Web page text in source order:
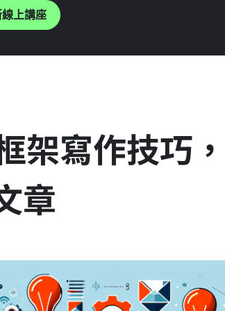
上講座
架寫作技巧
章